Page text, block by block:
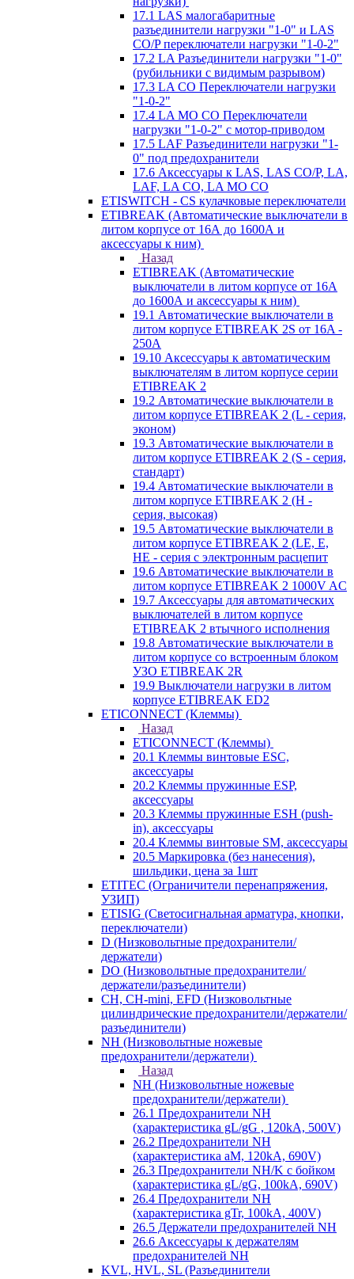
17.1 LAS малогабаритные
разъединители нагрузки "1-0" и LAS
CO/P переключатели нагрузки "1-0-2"
17.2 LA Разъединители нагрузки "1-0"
(рубильники с видимым разрывом)
17.3 LA CO Переключатели нагрузки
"1-0-2"
17.4 LA MO CO Переключатели
нагрузки "1-0-2" с мотор-приводом
17.5 LAF Разъединители нагрузки "1-
0" под предохранители
17.6 Аксессуары к LAS, LAS CO/P, LA,
LAF, LA CO, LA MO CO
ETISWITCH - CS кулачковые переключатели
ETIBREAK (Автоматические выключатели в
литом корпусе от 16А до 1600А и
аксессуары к ним)
Назад
ETIBREAK (Автоматические
выключатели в литом корпусе от 16А
до 1600А и аксессуары к ним)
19.1 Автоматические выключатели в
литом корпусе ETIBREAK 2S от 16A -
250A
19.10 Аксессуары к автоматическим
выключателям в литом корпусе серии
ETIBREAK 2
19.2 Автоматические выключатели в
литом корпусе ETIBREAK 2 (L - серия,
эконом)
19.3 Автоматические выключатели в
литом корпусе ETIBREAK 2 (S - серия,
стандарт)
19.4 Автоматические выключатели в
литом корпусе ETIBREAK 2 (H -
серия, высокая)
19.5 Автоматические выключатели в
литом корпусе ETIBREAK 2 (LE, E,
HE - серия с электронным расцепит
19.6 Автоматические выключатели в
литом корпусе ETIBREAK 2 1000V AC
19.7 Аксессуары для автоматических
выключателей в литом корпусе
ETIBREAK 2 втычного исполнения
19.8 Автоматические выключатели в
литом корпусе со встроенным блоком
УЗО ETIBREAK 2R
19.9 Выключатели нагрузки в литом
корпусе ETIBREAK ED2
ETICONNECT (Клеммы)
Назад
ETICONNECT (Клеммы)
20.1 Клеммы винтовые ESC,
аксессуары
20.2 Клеммы пружинные ESP,
аксессуары
20.3 Клеммы пружинные ESH (push-
in), аксессуары
20.4 Клеммы винтовые SM, аксессуары
20.5 Маркировка (без нанесения),
шильдики, цена за 1шт
ETITEC (Ограничители перенапряжения,
УЗИП)
ETISIG (Светосигнальная арматура, кнопки,
переключатели)
D (Низковольтные предохранители/
держатели)
DO (Низковольтные предохранители/
держатели/разъединители)
CH, CH-mini, EFD (Низковольтные
цилиндрические предохранители/держатели/
разъединители)
NH (Низковольтные ножевые
предохранители/держатели)
Назад
NH (Низковольтные ножевые
предохранители/держатели)
26.1 Предохранители NH
(характеристика gL/gG , 120kA, 500V)
26.2 Предохранители NH
(характеристика aM, 120kA, 690V)
26.3 Предохранители NH/K с бойком
(характеристика gL/gG, 100kA, 690V)
26.4 Предохранители NH
(характеристика gTr, 100kA, 400V)
26.5 Держатели предохранителей NH
26.6 Аксессуары к держателям
предохранителей NH
KVL, HVL, SL (Разъединители